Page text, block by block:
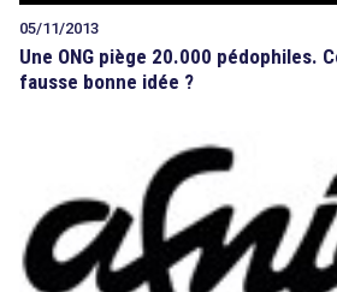
05/11/2013
Une ONG piège 20.000 pédophiles.
fausse bonne idée ?